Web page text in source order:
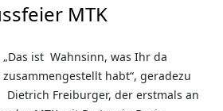
MTK
„Das ist Wahnsinn, was Ihr da
zusammengestellt habt“, geradezu
Freiburger, der erstmals an